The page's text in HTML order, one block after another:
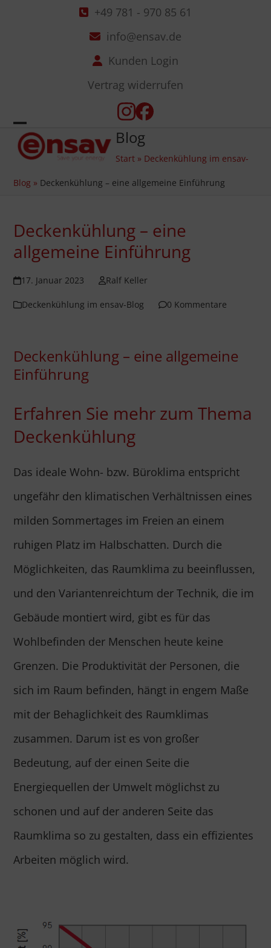
+49 781 - 970 85 61
info@ensav.de
Kunden Login
Vertrag widerrufen
InstagramFacebook
Open
mobile
menu
Close
mobile
menu
Blog
Start » Deckenkühlung im ensav-
Blog » Deckenkühlung – eine allgemeine Einführung
Deckenkühlung – eine
allgemeine Einführung
17. Januar 2023 Ralf Keller
Deckenkühlung im ensav-Blog 0 Kommentare
Deckenkühlung – eine allgemeine
Einführung
Erfahren Sie mehr zum Thema
Deckenkühlung
Das ideale Wohn- bzw. Büroklima entspricht
ungefähr den klimatischen Verhältnissen eines
milden Sommertages im Freien an einem
ruhigen Platz im Halbschatten. Durch die
Möglichkeiten, das Raumklima zu beeinflussen,
und den Variantenreichtum der Technik, die im
Gebäude montiert wird, gibt es für das
Wohlbefinden der Menschen heute keine
Grenzen. Die Produktivität der Personen, die
sich im Raum befinden, hängt in engem Maße
mit der Behaglichkeit des Raumklimas
zusammen. Darum ist es von großer
Bedeutung, auf der einen Seite die
Energiequellen der Umwelt möglichst zu
schonen und auf der anderen Seite das
Raumklima so zu gestalten, dass ein effizientes
Arbeiten möglich wird.